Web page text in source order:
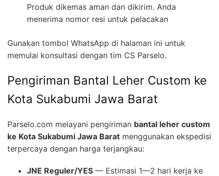
Produk dikemas aman dan dikirim. Anda
menerima nomor resi untuk pelacakan
Gunakan tombol WhatsApp di halaman ini untuk
memulai konsultasi dengan tim CS Parselo.
Pengiriman Bantal Leher Custom ke
Kota Sukabumi Jawa Barat
Parselo.com melayani pengiriman bantal leher custom
ke Kota Sukabumi Jawa Barat menggunakan ekspedisi
terpercaya dengan harga terjangkau:
JNE Reguler/YES — Estimasi 1—2 hari kerja ke